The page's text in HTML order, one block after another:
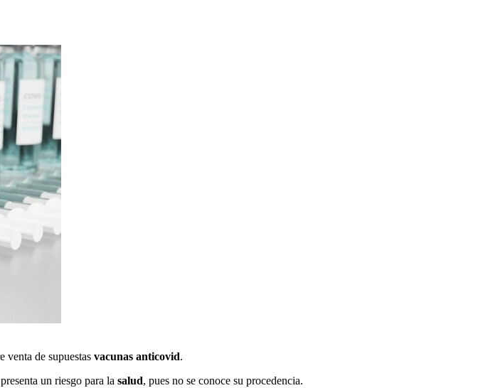
venta de supuestas vacunas anticovid.
un riesgo para la salud, pues no se conoce su procedencia.